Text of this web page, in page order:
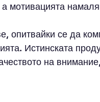
мотивацията
опитвайки се да
Истинската
на